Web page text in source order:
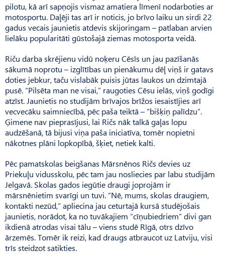
pilotu, kā arī sapņojis vismaz amatiera līmenī nodarboties ar
motosportu. Daļēji tas arī ir noticis, jo brīvo laiku un sirdi 22
gadus vecais jaunietis atdevis skijoringam – patlaban arvien
lielāku popularitāti gūstošajā ziemas motosporta veidā.
Riču darba skrējienu vidū noķeru Cēsīs un jau pazīšanās
sākumā noprotu – izglītības un pienākumu dēļ viņš ir gatavs
doties jebkur, taču vislabāk puisis jūtas laukos un dzimtajā
pusē. “Pilsēta man ne visai,” raugoties Cēsu ielās, viņš godīgi
atzīst. Jaunietis no studijām brīvajos brīžos iesaistījies arī
vecvecāku saimniecībā, pēc paša teiktā – “bišķiņ palīdzu”.
Ģimene nav pieprasījusi, lai Ričs nāk talkā gaļas lopu
audzēšanā, tā bijusi viņa paša iniciatīva, tomēr nopietni
nākotnes plāni lopkopībā, šķiet, netiek kalti.
Pēc pamatskolas beigšanas Mārsnēnos Ričs devies uz
Priekuļu vidusskolu, pēc tam jau nosliecies par labu studijām
Jelgavā. Skolas gados iegūtie draugi joprojām ir
mārsnēnietim svarīgi un tuvi. “Nē, mums, skolas draugiem,
kontakti nezūd,” apliecina jau ceturtajā kursā studējošais
jaunietis, norādot, ka no tuvākajiem “cīņubiedriem” divi gan
ikdienā atrodas visai tālu – viens studē Rīgā, otrs dzīvo
ārzemēs. Tomēr ik reizi, kad draugs atbraucot uz Latviju, visi
trīs steidzot satikties.